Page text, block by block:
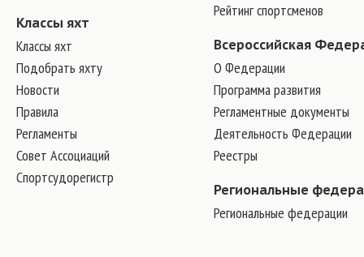
Классы яхт
Классы яхт
Подобрать яхту
Новости
Правила
Регламенты
Совет Ассоциаций
Спортсудорегистр
Рейтинг спортсменов
Всероссийская
О Федерации
Программа развития
Регламентные документы
Деятельность Федерации
Реестры
Региональные
Региональные федерации